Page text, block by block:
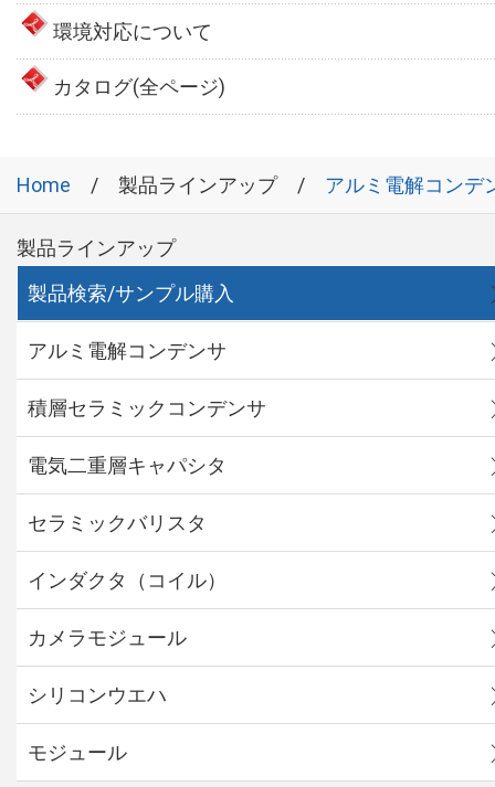
環境対応について
カタログ(全ページ)
Home 製品ラインアップ アルミ電解コンデ
製品ラインアップ
製品検索/サンプル購入
アルミ電解コンデンサ
積層セラミックコンデンサ
電気二重層キャパシタ
セラミックバリスタ
インダクタ（コイル）
カメラモジュール
シリコンウエハ
モジュール